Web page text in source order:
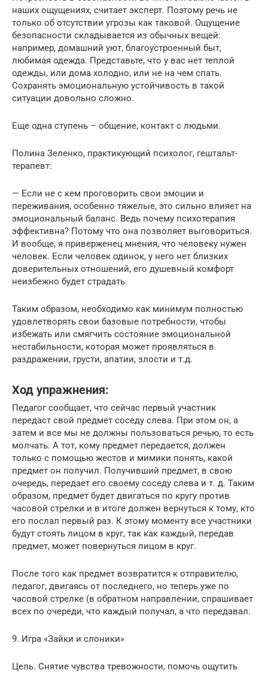
наших ощущениях, считает эксперт. Поэтому речь не
только об отсутствии угрозы как таковой. Ощущение
безопасности складывается из обычных вещей:
например, домашний уют, благоустроенный быт,
любимая одежда. Представьте, что у вас нет теплой
одежды, или дома холодно, или не на чем спать.
Сохранять эмоциональную устойчивость в такой
ситуации довольно сложно.
Еще одна ступень – общение, контакт с людьми.
Полина Зеленко, практикующий психолог, гештальт-
терапевт:
— Если не с кем проговорить свои эмоции и
переживания, особенно тяжелые, это сильно влияет на
эмоциональный баланс. Ведь почему психотерапия
эффективна? Потому что она позволяет выговориться.
И вообще, я приверженец мнения, что человеку нужен
человек. Если человек одинок, у него нет близких
доверительных отношений, его душевный комфорт
неизбежно будет страдать.
Таким образом, необходимо как минимум полностью
удовлетворять свои базовые потребности, чтобы
избежать или смягчить состояние эмоциональной
нестабильности, которая может проявляться в
раздражении, грусти, апатии, злости и т.д.
Ход упражнения:
Педагог сообщает, что сейчас первый участник
передаст свой предмет соседу слева. При этом он, а
затем и все мы не должны пользоваться речью, то есть
молчать. А тот, кому предмет передается, должен
только с помощью жестов и мимики понять, какой
предмет он получил. Получивший предмет, в свою
очередь, передает его своему соседу слева и т. д. Таким
образом, предмет будет двигаться по кругу против
часовой стрелки и в итоге должен вернуться к тому, кто
его послал первый раз. К этому моменту все участники
будут стоять лицом в круг, так как каждый, передав
предмет, может повернуться лицом в круг.
После того как предмет возвратится к отправителю,
педагог, двигаясь от последнего, но теперь уже по
часовой стрелке (в обратном направлении, спрашивает
всех по очереди, что каждый получал, а что передавал.
9. Игра «Зайки и слоники»
Цель. Снятие чувства тревожности, помочь ощутить